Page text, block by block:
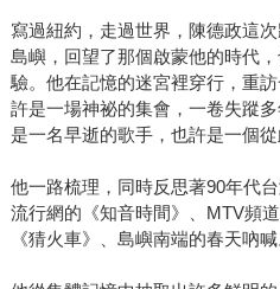
寫過紐約，走過世界，陳德政這
島嶼，回望了那個啟蒙他的時代
驗。他在記憶的迷宮裡穿行，重
許是一場神祕的集會，一卷失蹤
是一名早逝的歌手，也許是一個從
他一路梳理，同時反思著90年代
流行網的《知音時間》、MTV頻
《猜火車》、島嶼南端的春天吶喊